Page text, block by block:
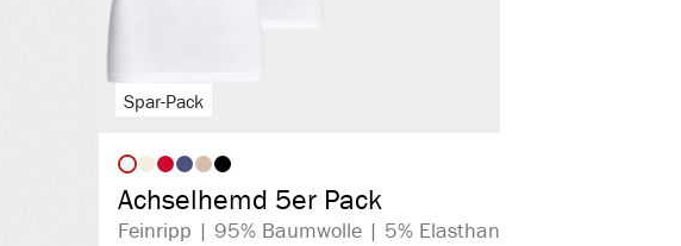
Spar-Pack
Artikelfarbe
Achselhemd 5er Pack
Feinripp | 95% Baumwolle | 5% Elasthan